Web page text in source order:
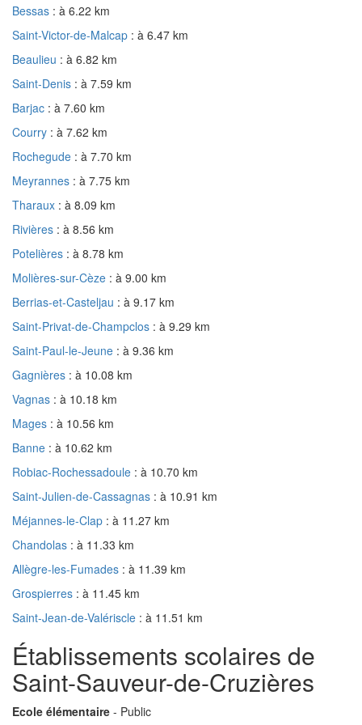
Bessas : à 6.22 km
Saint-Victor-de-Malcap : à 6.47 km
Beaulieu : à 6.82 km
Saint-Denis : à 7.59 km
Barjac : à 7.60 km
Courry : à 7.62 km
Rochegude : à 7.70 km
Meyrannes : à 7.75 km
Tharaux : à 8.09 km
Rivières : à 8.56 km
Potelières : à 8.78 km
Molières-sur-Cèze : à 9.00 km
Berrias-et-Casteljau : à 9.17 km
Saint-Privat-de-Champclos : à 9.29 km
Saint-Paul-le-Jeune : à 9.36 km
Gagnières : à 10.08 km
Vagnas : à 10.18 km
Mages : à 10.56 km
Banne : à 10.62 km
Robiac-Rochessadoule : à 10.70 km
Saint-Julien-de-Cassagnas : à 10.91 km
Méjannes-le-Clap : à 11.27 km
Chandolas : à 11.33 km
Allègre-les-Fumades : à 11.39 km
Grospierres : à 11.45 km
Saint-Jean-de-Valériscle : à 11.51 km
Établissements scolaires de
Saint-Sauveur-de-Cruzières
Ecole élémentaire - Public